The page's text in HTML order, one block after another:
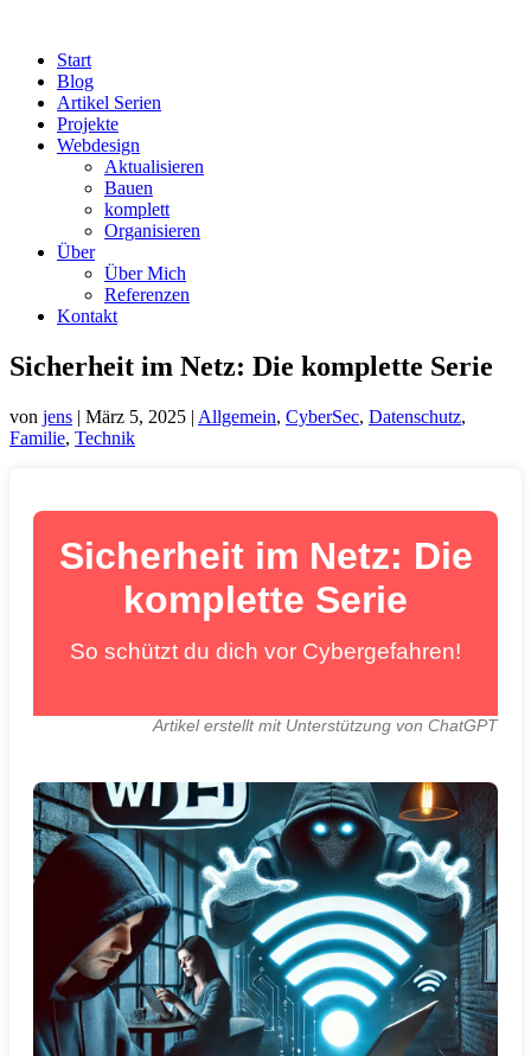
Start
Blog
Artikel Serien
Projekte
Webdesign
Aktualisieren
Bauen
komplett
Organisieren
Über
Über Mich
Referenzen
Kontakt
Sicherheit im Netz: Die komplette Serie
von jens | März 5, 2025 | Allgemein, CyberSec, Datenschutz,
Familie, Technik
Sicherheit im Netz: Die
komplette Serie
So schützt du dich vor Cybergefahren!
Artikel erstellt mit Unterstützung von ChatGPT